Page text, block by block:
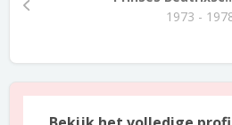
1973 -